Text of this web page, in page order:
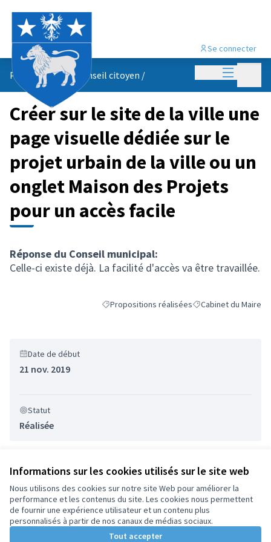
Informations sur les cookies utilisés sur le site web
Nous utilisons des cookies sur notre site Web pour améliorer la
performance et les contenus du site. Les cookies nous permettent
de fournir une expérience utilisateur et un contenu plus
personnalisés à partir de nos canaux de médias sociaux.
Tout accepter
Menu
Se connecter
Propositions du conseil citoyen /
Créer sur le site de la ville une
page visuelle dédiée sur le
projet urbain de la ville ou un
onglet Maison des Projets
pour un accès facile
Réponse du Conseil municipal:
Celle-ci existe déjà. La facilité d'accès va être travaillée.
Filtrer les résultats de la catégorie :
Propositions réaliséesFiltrer les résultats
Cabinet du Maire
Date de début
21 nov. 2019
Statut
Réalisée
Conditions d'utilisation
Paramètres des cookies